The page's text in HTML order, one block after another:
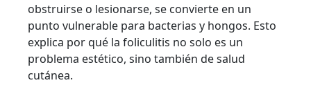
obstruirse o lesionarse, se convierte en un
punto vulnerable para bacterias y hongos. Esto
explica por qué la foliculitis no solo es un
problema estético, sino también de salud
cutánea.